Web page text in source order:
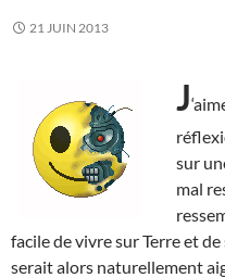
21 JUIN 2013
J
sur
mal
facile de vivre sur Terre et
serait alors naturellement